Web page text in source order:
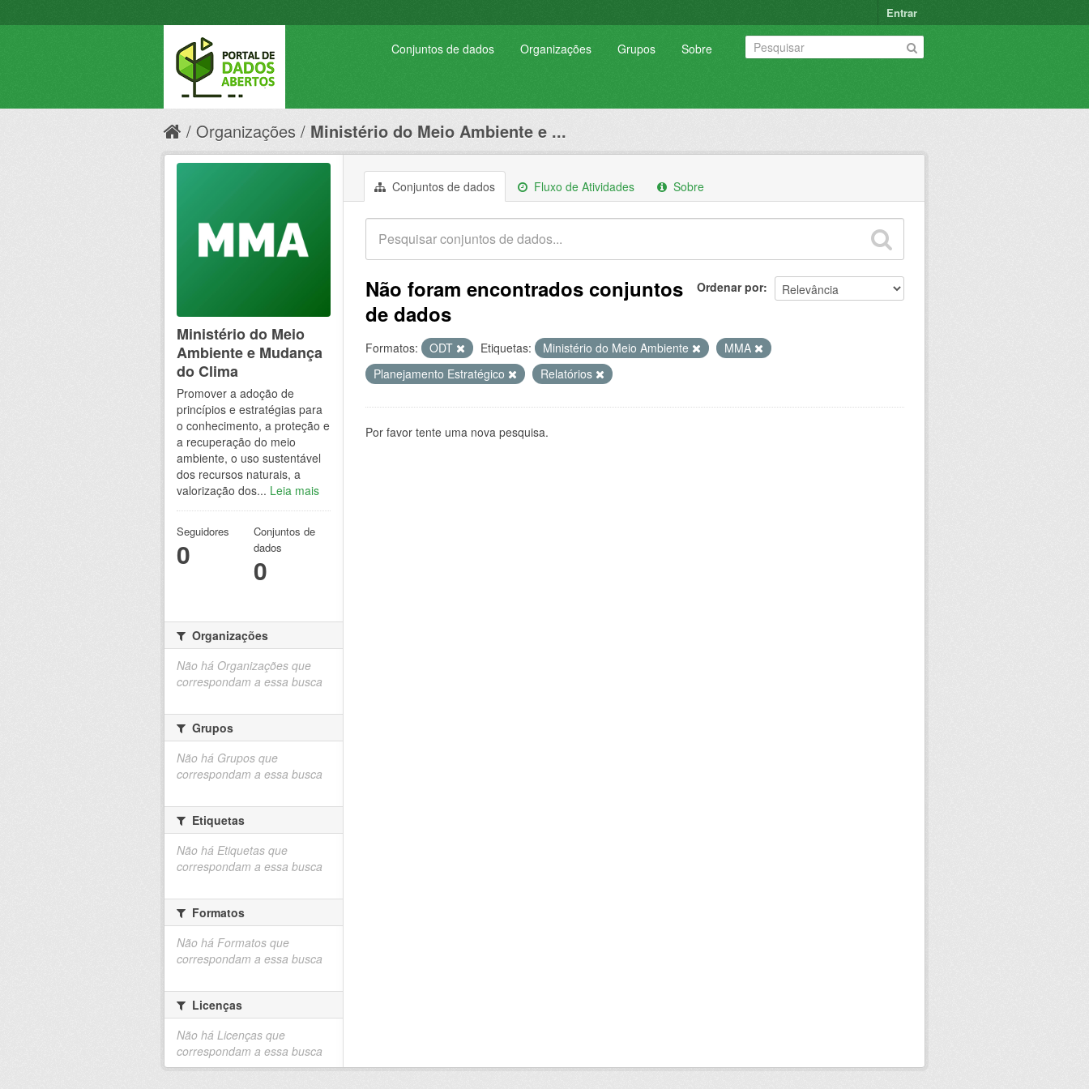
Entrar
Conjuntos de dados Organizações Grupos Sobre
Organizações Ministério do Meio Ambiente e ...
Conjuntos de dados Fluxo de Atividades Sobre
Ordenar por
Não foram encontrados conjuntos
de dados
Formatos: ODT Etiquetas: Ministério do Meio Ambiente
MMA
Planejamento Estratégico
Relatórios
Por favor tente uma nova pesquisa.
Ministério do Meio
Ambiente e Mudança
do Clima
Promover a adoção de
princípios e estratégias para
o conhecimento, a proteção e
a recuperação do meio
ambiente, o uso sustentável
dos recursos naturais, a
valorização dos... Leia mais
Seguidores
0
Conjuntos de
dados
0
Organizações
Não há Organizações que
correspondam a essa busca
Grupos
Não há Grupos que
correspondam a essa busca
Etiquetas
Não há Etiquetas que
correspondam a essa busca
Formatos
Não há Formatos que
correspondam a essa busca
Licenças
Não há Licenças que
correspondam a essa busca